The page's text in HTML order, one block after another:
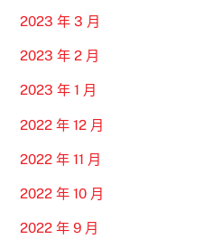
2023 年 3 月
2023 年 2 月
2023 年 1 月
2022 年 12 月
2022 年 11 月
2022 年 10 月
2022 年 9 月